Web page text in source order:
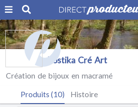
Rostika Cré Art
Création de bijoux en macramé
Produits (10) Histoire